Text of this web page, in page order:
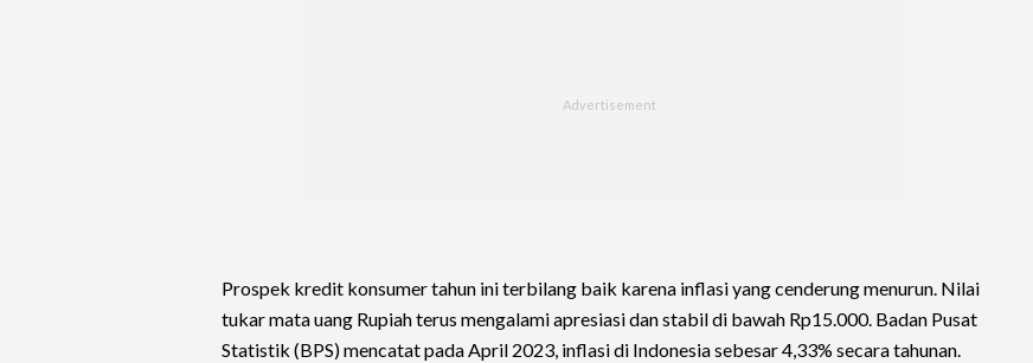
Prospek kredit konsumer tahun ini terbilang baik karena inflasi yang cenderung menurun. Nilai
tukar mata uang Rupiah terus mengalami apresiasi dan stabil di bawah Rp15.000. Badan Pusat
Statistik (BPS) mencatat pada April 2023, inflasi di Indonesia sebesar 4,33% secara tahunan.